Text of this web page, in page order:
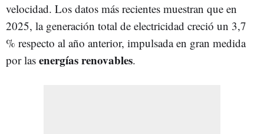
velocidad. Los datos más recientes muestran que en
2025, la generación total de electricidad creció un 3,7
% respecto al año anterior, impulsada en gran medida
por las energías renovables.